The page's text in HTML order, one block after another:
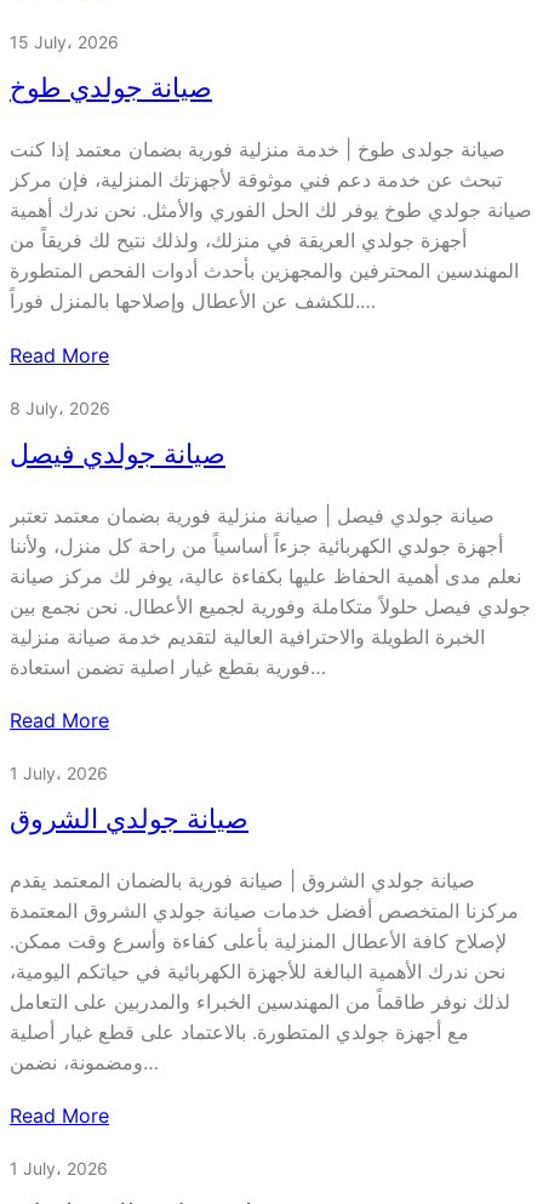
15 July، 2026
صيانة جولدي طوخ
صيانة جولدى طوخ | خدمة منزلية فورية بضمان معتمد إذا كنت
تبحث عن خدمة دعم فني موثوقة لأجهزتك المنزلية، فإن مركز
صيانة جولدي طوخ يوفر لك الحل الفوري والأمثل. نحن ندرك أهمية
أجهزة جولدي العريقة في منزلك، ولذلك نتيح لك فريقاً من
المهندسين المحترفين والمجهزين بأحدث أدوات الفحص المتطورة
للكشف عن الأعطال وإصلاحها بالمنزل فوراً.…
Read More
8 July، 2026
صيانة جولدي فيصل
صيانة جولدي فيصل | صيانة منزلية فورية بضمان معتمد تعتبر
أجهزة جولدي الكهربائية جزءاً أساسياً من راحة كل منزل، ولأننا
نعلم مدى أهمية الحفاظ عليها بكفاءة عالية، يوفر لك مركز صيانة
جولدي فيصل حلولاً متكاملة وفورية لجميع الأعطال. نحن نجمع بين
الخبرة الطويلة والاحترافية العالية لتقديم خدمة صيانة منزلية
فورية بقطع غيار اصلية تضمن استعادة…
Read More
1 July، 2026
صيانة جولدي الشروق
صيانة جولدي الشروق | صيانة فورية بالضمان المعتمد يقدم
مركزنا المتخصص أفضل خدمات صيانة جولدي الشروق المعتمدة
لإصلاح كافة الأعطال المنزلية بأعلى كفاءة وأسرع وقت ممكن.
نحن ندرك الأهمية البالغة للأجهزة الكهربائية في حياتكم اليومية،
لذلك نوفر طاقماً من المهندسين الخبراء والمدربين على التعامل
مع أجهزة جولدي المتطورة. بالاعتماد على قطع غيار أصلية
ومضمونة، نضمن…
Read More
1 July، 2026